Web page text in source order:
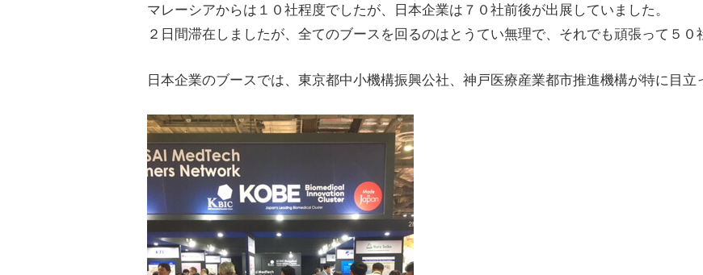
マレーシアからは１０社程度でしたが、日本企業は７０社前後が出展していました。
２日間滞在しましたが、全てのブースを回るのはとうてい無理で、それでも頑張って５０
日本企業のブースでは、東京都中小機構振興公社、神戸医療産業都市推進機構が特に目立